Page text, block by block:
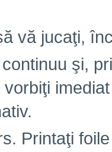
vă jucaţi,
şi,
Printaţi